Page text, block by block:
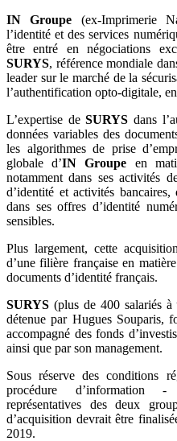
IN Groupe (ex-Imprimerie
l’identité et des services
être entré en négociations
SURYS, référence mondiale
leader sur le marché de la
l’authentification opto-digitale,
L’expertise deSURYS dans
données variables des
les algorithmes de prise
globale d’IN Groupe en
notamment dans ses activités
d’identité et activités
dans ses offres d’identité
sensibles.
Plus largement, cette
d’une filière française en
documents d’identité français.
SURYS (plus de 400 salariés à
détenue par Hugues Souparis,
accompagné des fonds
ainsi que par son management.
Sous réserve des conditions
procédure d’information
représentatives des deux
d’acquisition devrait être
2019.